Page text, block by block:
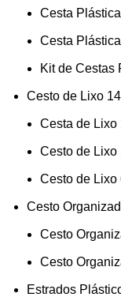
Cesta
Cesta
Kit de Cestas
Cesto de Lixo 14
Cesta de Lixo
Cesto de Lixo
Cesto de Lixo
Cesto
Cesto
Cesto
Estrados